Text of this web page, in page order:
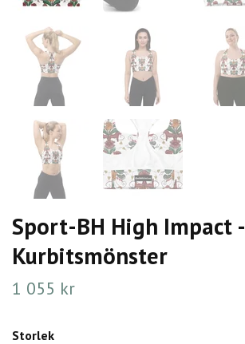
Sport-BH High Impact -
Kurbitsmönster
1 055 kr
Storlek